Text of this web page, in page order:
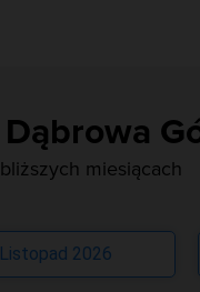
miesiącach
Listopad 2026